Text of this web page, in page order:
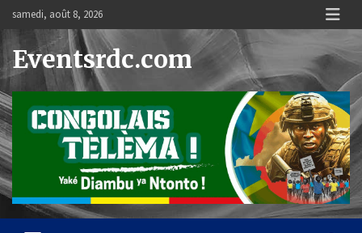
content
samedi, août 8, 2026
Eventsrdc.com